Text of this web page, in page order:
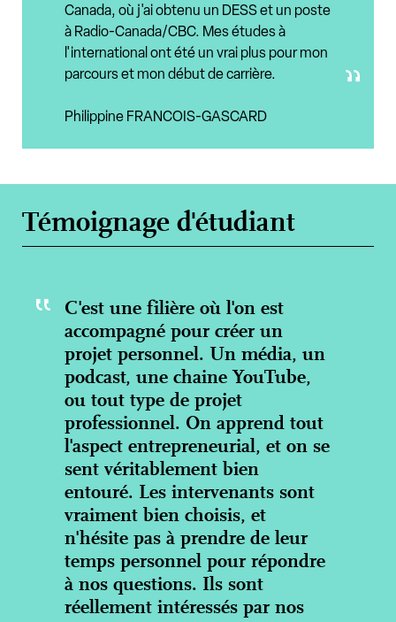
Canada, où j'ai obtenu un DESS et un poste
à Radio-Canada/CBC. Mes études à
l'international ont été un vrai plus pour mon
parcours et mon début de carrière.
Philippine FRANCOIS-GASCARD
Témoignage d'étudiant
C'est une filière où l'on est
accompagné pour créer un
projet personnel. Un média, un
podcast, une chaine YouTube,
ou tout type de projet
professionnel. On apprend tout
l'aspect entrepreneurial, et on se
sent véritablement bien
entouré. Les intervenants sont
vraiment bien choisis, et
n'hésite pas à prendre de leur
temps personnel pour répondre
à nos questions. Ils sont
réellement intéressés par nos